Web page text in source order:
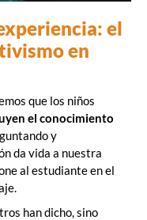
el
en
que los niños
el conocimiento
y
da vida a nuestra
al estudiante en el
han dicho, sino